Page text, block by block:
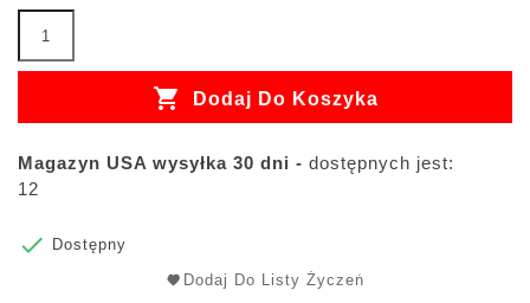
 Dodaj Do Koszyka
Magazyn USA wysyłka 30 dni - dostępnych jest:
12

Dostępny
Dodaj Do Listy Życzeń